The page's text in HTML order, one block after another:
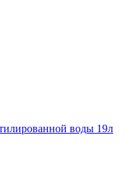
воды 19л